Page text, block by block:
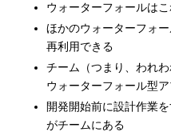
ウォーターフォールは
ほかのウォーターフォ
再利用できる
チーム（つまり、われ
ウォーターフォール型
開発開始前に設計作業
がチームにある